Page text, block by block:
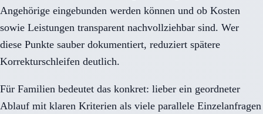
Angehörige eingebunden werden können und ob Kosten
sowie Leistungen transparent nachvollziehbar sind. Wer
diese Punkte sauber dokumentiert, reduziert spätere
Korrekturschleifen deutlich.
Für Familien bedeutet das konkret: lieber ein geordneter
Ablauf mit klaren Kriterien als viele parallele Einzelanfragen